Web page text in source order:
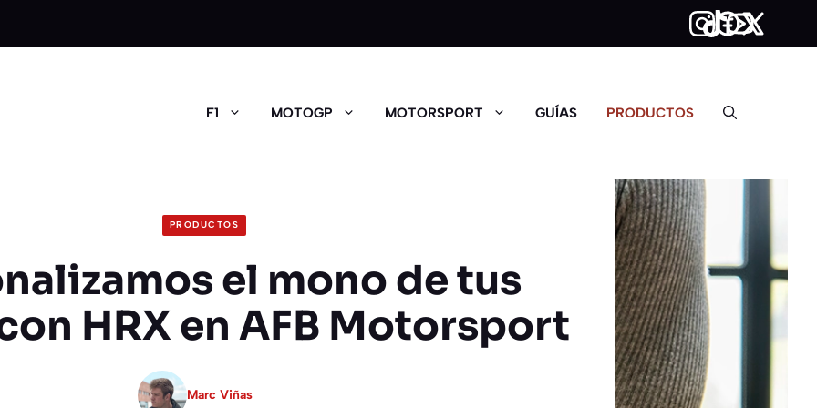
F1 MOTOGP MOTORSPORT GUÍAS PRODUCTOS
PRODUCTOS
el mono de tus
HRX en AFB Motorsport
Marc Viñas